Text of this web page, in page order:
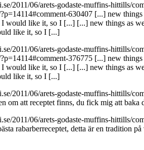
2011/06/arets-godaste-muffins-hittills/
630407 [...] new
I would like it, so I [...] [...] new things as
like it, so I [...]
2011/06/arets-godaste-muffins-hittills/
376775 [...] new
I would like it, so I [...] [...] new things as
like it, so I [...]
2011/06/arets-godaste-muffins-hittills/
om att receptet finns, du fick mig att baka
2011/06/arets-godaste-muffins-hittills/
rabarberreceptet, detta är en tradition